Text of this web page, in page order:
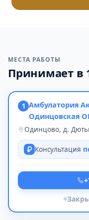
МЕСТА РАБОТЫ
Принимает в
1 Амбулатория
Одинцовская
Одинцово, д.
Консультация